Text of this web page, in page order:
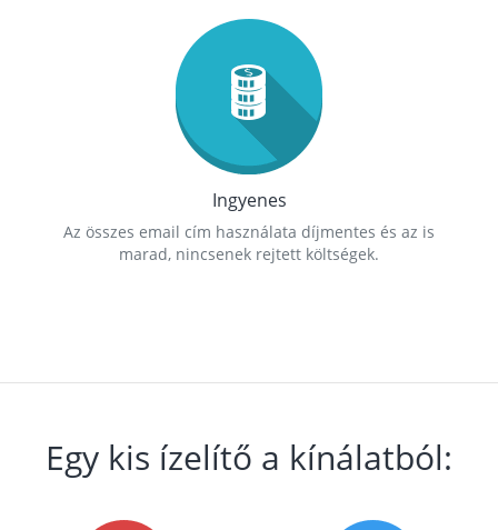
Ingyenes
Az összes email cím használata díjmentes és az is
marad, nincsenek rejtett költségek.
Egy kis ízelítő a kínálatból: